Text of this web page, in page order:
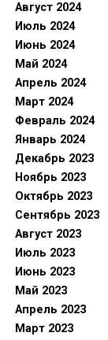
Август 2024
Июль 2024
Июнь 2024
Май 2024
Апрель 2024
Март 2024
Февраль 2024
Январь 2024
Декабрь 2023
Ноябрь 2023
Октябрь 2023
Сентябрь 2023
Август 2023
Июль 2023
Июнь 2023
Май 2023
Апрель 2023
Март 2023